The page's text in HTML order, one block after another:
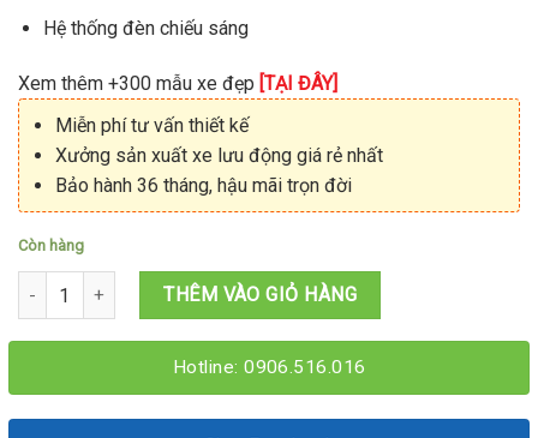
Hệ thống đèn chiếu sáng
Xem thêm +300 mẫu xe đẹp [TẠI ĐÂY]
Miễn phí tư vấn thiết kế
Xưởng sản xuất xe lưu động giá rẻ nhất
Bảo hành 36 tháng, hậu mãi trọn đời
Còn hàng
Xe bánh mì xôi mặn 1M2x60x1M95 số lượng
THÊM VÀO GIỎ HÀNG
Hotline: 0906.516.016